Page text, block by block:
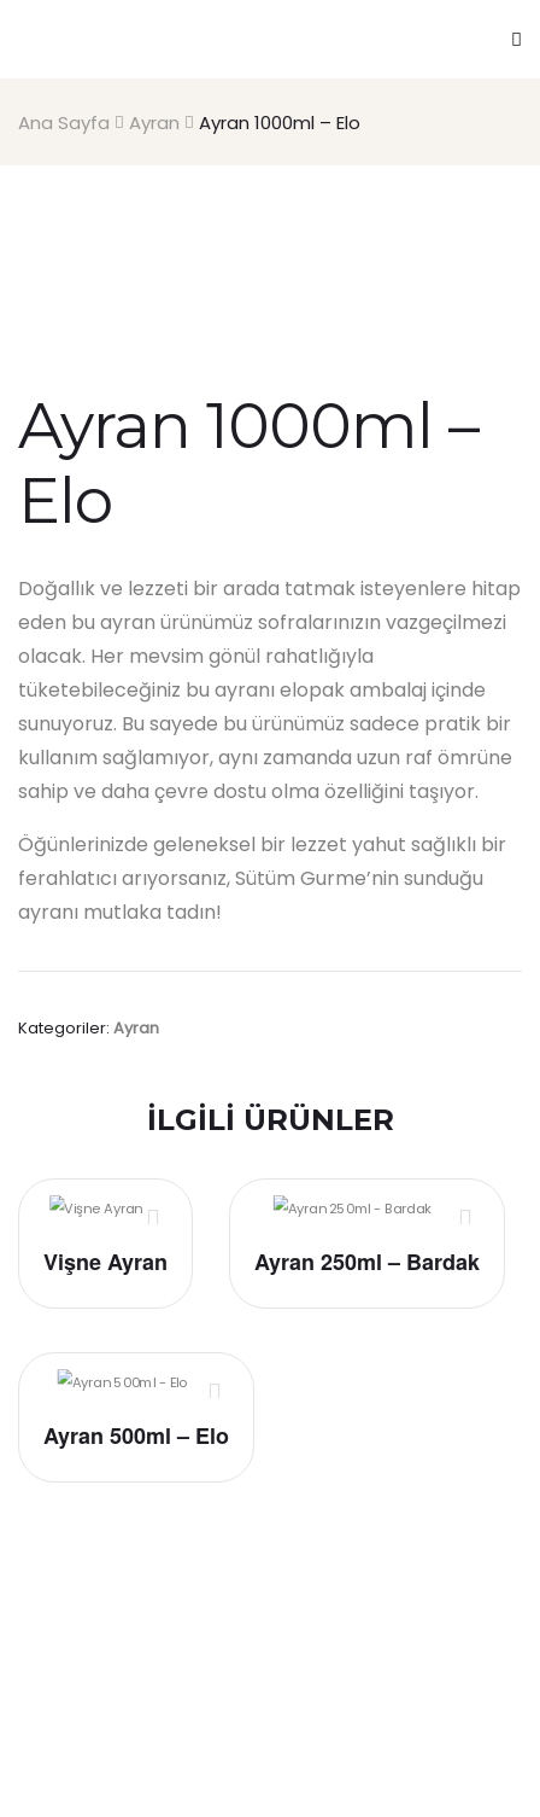
Ana Sayfa Ayran Ayran 1000ml – Elo
Ayran 1000ml –
Elo
Doğallık ve lezzeti bir arada tatmak isteyenlere hitap
eden bu ayran ürünümüz sofralarınızın vazgeçilmezi
olacak. Her mevsim gönül rahatlığıyla
tüketebileceğiniz bu ayranı elopak ambalaj içinde
sunuyoruz. Bu sayede bu ürünümüz sadece pratik bir
kullanım sağlamıyor, aynı zamanda uzun raf ömrüne
sahip ve daha çevre dostu olma özelliğini taşıyor.
Öğünlerinizde geleneksel bir lezzet yahut sağlıklı bir
ferahlatıcı arıyorsanız, Sütüm Gurme’nin sunduğu
ayranı mutlaka tadın!
Kategoriler: Ayran
İLGILI ÜRÜNLER
Vişne Ayran Ayran 250ml – Bardak
Ayran 500ml – Elo